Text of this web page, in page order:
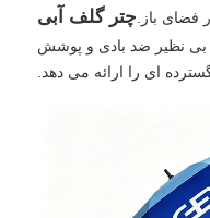
فضای باز. چتر گلف آبی
بی نظیر ضد بادی و پوشش
ای را ارائه می دهد.